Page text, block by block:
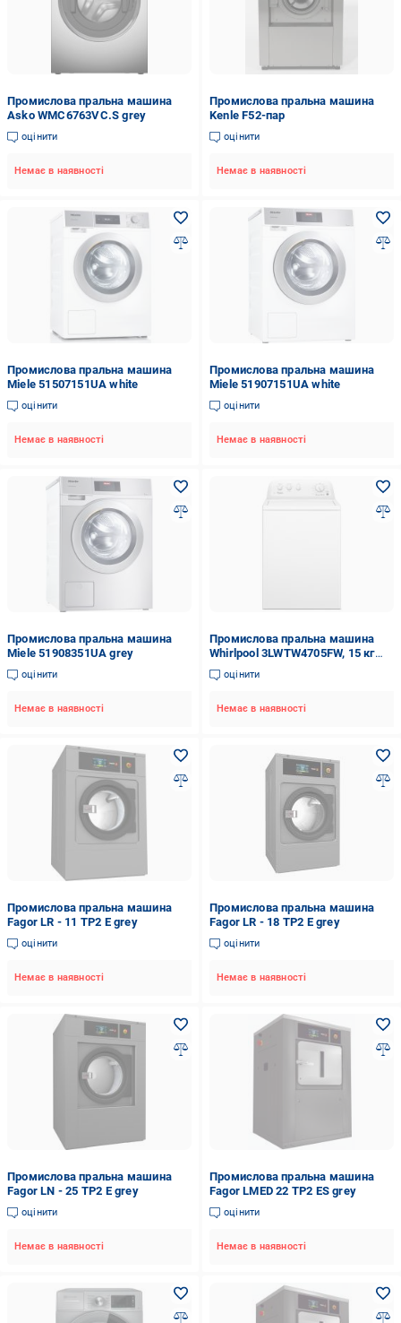
Промислова пральна машина
Asko WMC6763VC.S grey
оцінити
Немає в наявності
Промислова пральна машина
Kenle F52-пар
оцінити
Немає в наявності
Промислова пральна машина
Miele 51507151UA white
оцінити
Немає в наявності
Промислова пральна машина
Miele 51907151UA white
оцінити
Немає в наявності
Промислова пральна машина
Miele 51908351UA grey
оцінити
Немає в наявності
Промислова пральна машина
Whirlpool 3LWTW4705FW, 15 кг
white
оцінити
Немає в наявності
Промислова пральна машина
Fagor LR - 11 TP2 E grey
оцінити
Немає в наявності
Промислова пральна машина
Fagor LR - 18 TP2 E grey
оцінити
Немає в наявності
Промислова пральна машина
Fagor LN - 25 TP2 E grey
оцінити
Немає в наявності
Промислова пральна машина
Fagor LMED 22 TP2 ES grey
оцінити
Немає в наявності